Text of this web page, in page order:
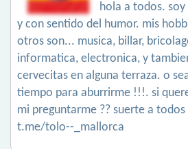
hola a todos.
y con sentido del humor. mis
otros son... musica, billar,
informatica, electronica, y
cervecitas en alguna terraza. o
tiempo para aburrirme !!!. si
mi preguntarme ?? suerte a
t.me/tolo--_mallorca